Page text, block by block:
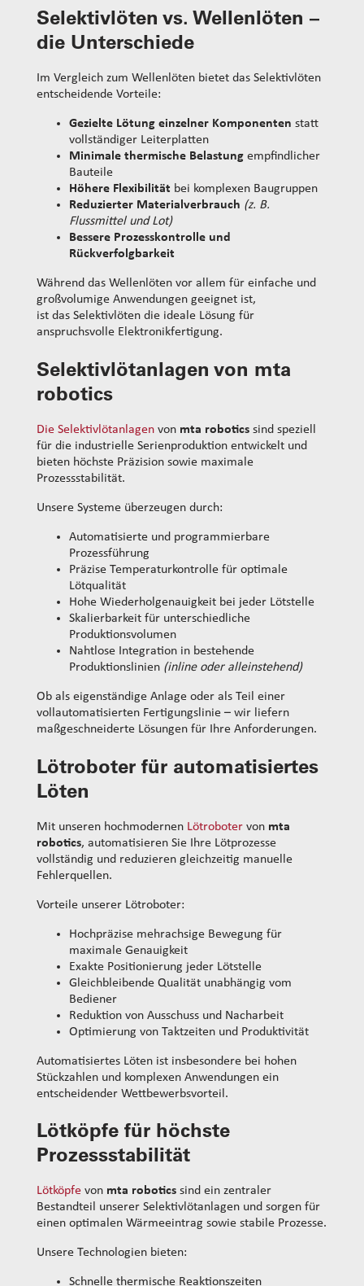
Selektivlöten vs. Wellenlöten –
die Unterschiede
Im Vergleich zum Wellenlöten bietet das Selektivlöten
entscheidende Vorteile:
Gezielte Lötung einzelner Komponenten statt
vollständiger Leiterplatten
Minimale thermische Belastung empfindlicher
Bauteile
Höhere Flexibilität bei komplexen Baugruppen
Reduzierter Materialverbrauch (z. B.
Flussmittel und Lot)
Bessere Prozesskontrolle und
Rückverfolgbarkeit
Während das Wellenlöten vor allem für einfache und
großvolumige Anwendungen geeignet ist,
ist das Selektivlöten die ideale Lösung für
anspruchsvolle Elektronikfertigung.
Selektivlötanlagen von mta
robotics
Die Selektivlötanlagen von mta robotics sind speziell
für die industrielle Serienproduktion entwickelt und
bieten höchste Präzision sowie maximale
Prozessstabilität.
Unsere Systeme überzeugen durch:
Automatisierte und programmierbare
Prozessführung
Präzise Temperaturkontrolle für optimale
Lötqualität
Hohe Wiederholgenauigkeit bei jeder Lötstelle
Skalierbarkeit für unterschiedliche
Produktionsvolumen
Nahtlose Integration in bestehende
Produktionslinien (inline oder alleinstehend)
Ob als eigenständige Anlage oder als Teil einer
vollautomatisierten Fertigungslinie – wir liefern
maßgeschneiderte Lösungen für Ihre Anforderungen.
Lötroboter für automatisiertes
Löten
Mit unseren hochmodernen Lötroboter von mta
robotics, automatisieren Sie Ihre Lötprozesse
vollständig und reduzieren gleichzeitig manuelle
Fehlerquellen.
Vorteile unserer Lötroboter:
Hochpräzise mehrachsige Bewegung für
maximale Genauigkeit
Exakte Positionierung jeder Lötstelle
Gleichbleibende Qualität unabhängig vom
Bediener
Reduktion von Ausschuss und Nacharbeit
Optimierung von Taktzeiten und Produktivität
Automatisiertes Löten ist insbesondere bei hohen
Stückzahlen und komplexen Anwendungen ein
entscheidender Wettbewerbsvorteil.
Lötköpfe für höchste
Prozessstabilität
Lötköpfe von mta robotics sind ein zentraler
Bestandteil unserer Selektivlötanlagen und sorgen für
einen optimalen Wärmeeintrag sowie stabile Prozesse.
Unsere Technologien bieten:
Schnelle thermische Reaktionszeiten